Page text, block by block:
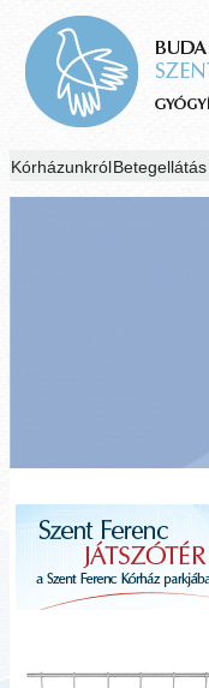
KórházunkrólBetegellátás